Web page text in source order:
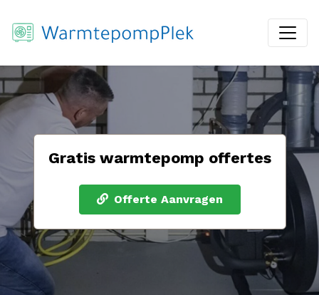
Gratis warmtepomp offertes
Offerte Aanvragen